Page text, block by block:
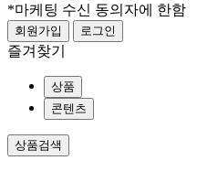
*마케팅 수신 동의자에 한함
회원가입 로그인
즐겨찾기
상품
콘텐츠
상품검색